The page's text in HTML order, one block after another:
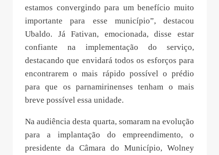
estamos convergindo para um benefício muito
importante para esse município”, destacou
Ubaldo. Já Fativan, emocionada, disse estar
confiante na implementação do serviço,
destacando que envidará todos os esforços para
encontrarem o mais rápido possível o prédio
para que os parnamirinenses tenham o mais
breve possível essa unidade.
Na audiência desta quarta, somaram na evolução
para a implantação do empreendimento, o
presidente da Câmara do Município, Wolney